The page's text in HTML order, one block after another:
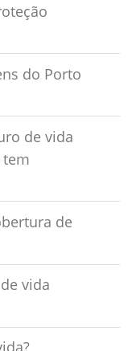
do Porto
de vida
de
vida